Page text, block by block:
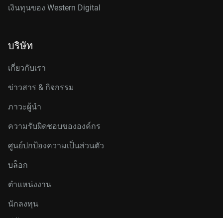
เงินทุนของ Western Digital
บริษัท
เกี่ยวกับเรา
ข่าวสาร & กิจกรรม
ภาวะผู้นำ
ความรับผิดชอบขององค์กร
ศูนย์ปกป้องความเป็นส่วนตัว
บล็อก
ตำแหน่งงาน
นักลงทุน